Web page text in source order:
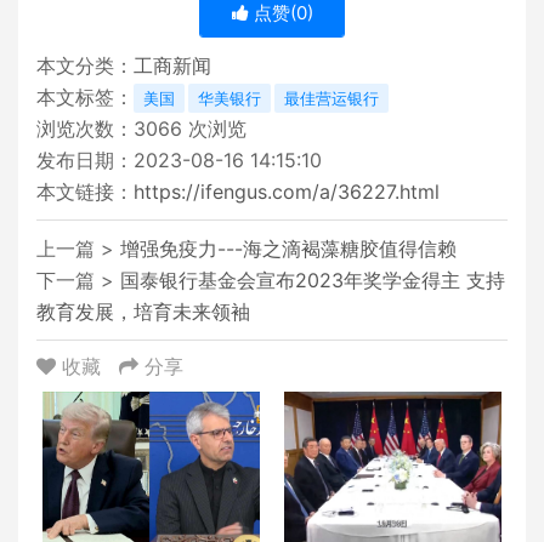
点赞(0)
本文分类： 工商新闻
本文标签：
美国 华美银行 最佳营运银行
浏览次数： 3066 次浏览
发布日期：2023-08-16 14:15:10
本文链接： https://ifengus.com/a/36227.html
上一篇 > 增强免疫力---海之滴褐藻糖胶值得信赖
下一篇 > 国泰银行基金会宣布2023年奖学金得主 支持
教育发展，培育未来领袖
收藏 分享